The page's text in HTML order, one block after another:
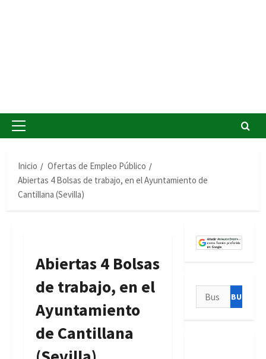
Menú
Inicio
Ofertas de Empleo Público
Abiertas 4 Bolsas de trabajo, en el Ayuntamiento de
Cantillana (Sevilla)
Abiertas 4 Bolsas
de trabajo, en el
Ayuntamiento
de Cantillana
Buscar: